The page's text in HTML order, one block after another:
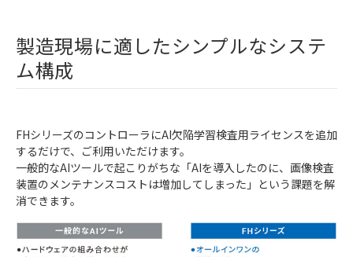
製造現場に適したシンプルなシステ
ム構成
FHシリーズのコントローラにAI欠陥学習検査用ライセンスを追加
するだけで、ご利用いただけます。
一般的なAIツールで起こりがちな「AIを導入したのに、画像検査
装置のメンテナンスコストは増加してしまった」という課題を解
消できます。